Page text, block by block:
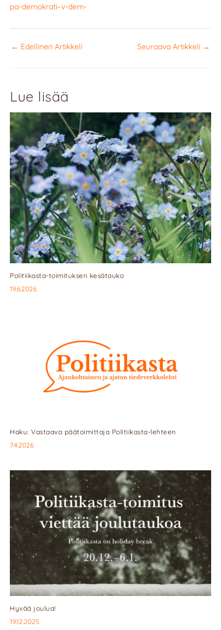
pa-demokrati–v-dem-
← Edellinen Artikkeli Seuraava Artikkeli →
Lue lisää
Politiikasta-toimituksen kesätauko
19.6.2026
Haku: Vastaava päätoimittaja Politiikasta-lehteen
7.4.2026
Hyvää joulua!
19.12.2025